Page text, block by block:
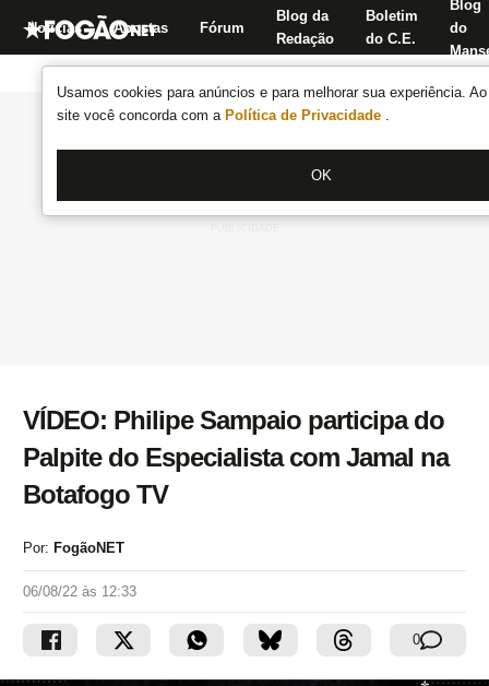
Usamos cookies para anúncios e para melhorar sua experiência.
site você concorda com a Política de Privacidade .
OK
Notícias Apostas Fórum
Blog da
Redação
Boletim
do C.E.
Blog
do
VÍDEO: Philipe Sampaio participa do
Palpite do Especialista com Jamal na
Botafogo TV
Por: FogãoNET
06/08/22 às 12:33
0